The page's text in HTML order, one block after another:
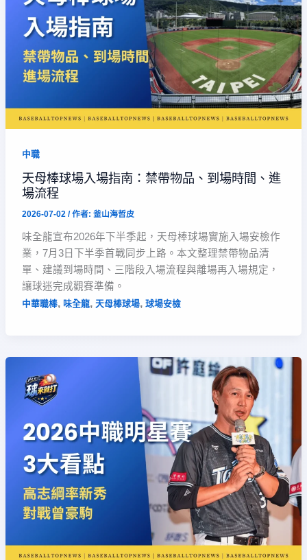
中職
天母棒球場入場指南：禁帶物品、到場時間、進
場流程
2026-07-02 / 作者: 釜山海哲皮
味全龍宣布2026年下半季起，天母棒球場實施入場安檢作
業，7月3日下半季首戰同步上路。本文整理禁帶物品清
單、建議到場時間、三階段入場流程與離場再入場規定，
讓球迷完成觀賽準備。
中華職棒, 味全龍, 天母棒球場, 球場安檢